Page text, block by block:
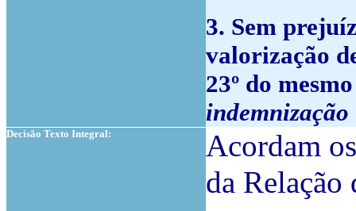
3. Sem
valorização
23º do
indemnização
Decisão Texto Integral:
Acordam
da Relação